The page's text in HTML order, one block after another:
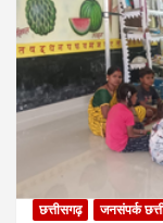
छत्तीसगढ़ जनसंपर्क